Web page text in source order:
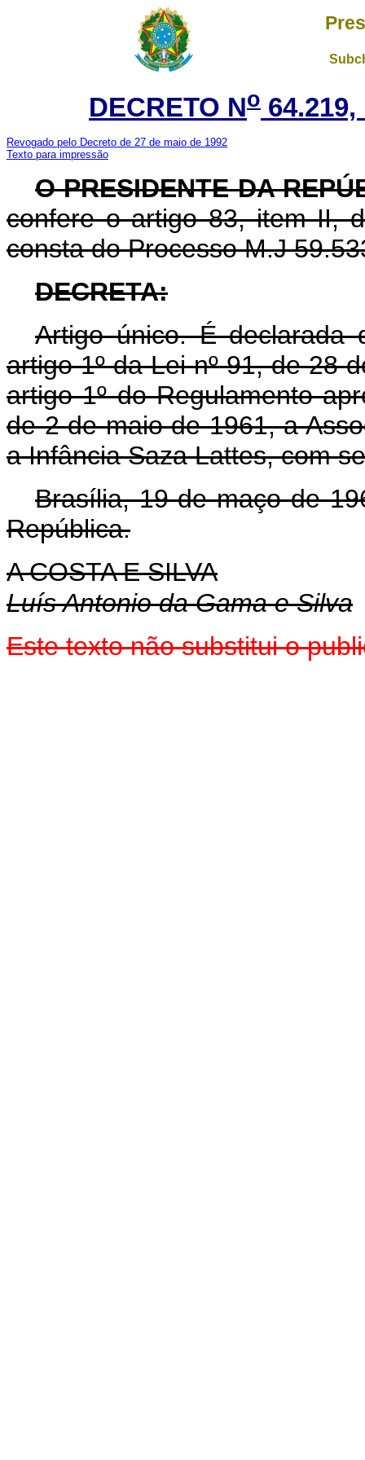
DECRETO No
Revogado pelo Decreto de 27 de maio de 1992
Texto para impressão
O PRESIDENTE DA
confere o artigo 83, item II,
consta do Processo M.J
DECRETA:
Artigo único. É declarada
artigo 1º da Lei nº 91, de 28
artigo 1º do Regulamento
de 2 de maio de 1961, a
a Infância Saza Lattes, com
Brasília, 19 de maço de
República.
A COSTA E SILVA
Luís Antonio da Gama e Silva
Este texto não substitui o